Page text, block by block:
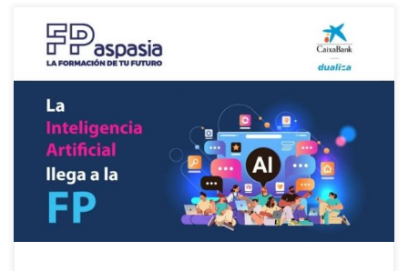
El proyecto “TutorIA para la evaluación y desarrollo de SES” ha
sido seleccionado como uno de los treinta más innovadores en la
VII Convocatoria de Ayudas Dualiza de CaixaBank Dualiza y
FPEmpresa. FP Aspasia y los centros de formación profesional que
componen esta marca de Grupo Aspasia desarrollará un proyecto
[…]